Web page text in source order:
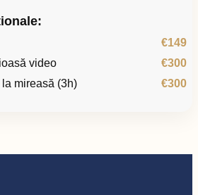
€149
video
€300
mireasă (3h)
€300